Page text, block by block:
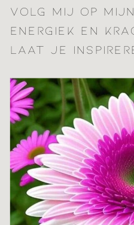
VOLG MIJ OP
ENERGIEK EN
LAAT JE